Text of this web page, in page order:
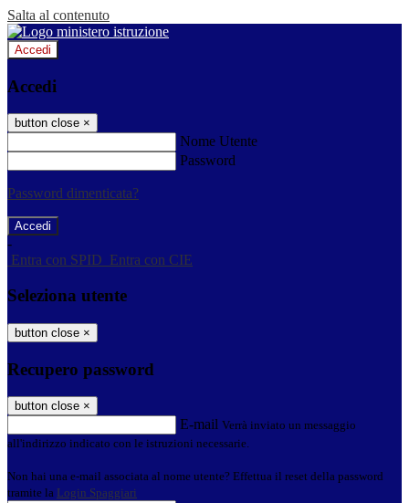
Salta al contenuto
Accedi
Accedi
button close ×
Nome Utente
Password
Password dimenticata?
-
Entra con SPID Entra con CIE
Seleziona utente
button close ×
Recupero password
button close ×
E-mail Verrà inviato un messaggio
all'indirizzo indicato con le istruzioni necessarie.
Non hai una e-mail associata al nome utente? Effettua il reset della password
tramite la Login Spaggiari